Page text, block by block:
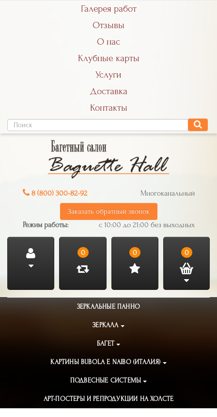
Галерея работ
Отзывы
О нас
Клубные карты
Услуги
Доставка
Контакты
8 (800) 300-82-92 Многоканальный
Заказать обратный звонок
Режим работы: с 10:00 до 21:00 без выходных
0 0 0
ЗЕРКАЛЬНЫЕ ПАННО
ЗЕРКАЛА
БАГЕТ
КАРТИНЫ BUBOLA E NAIBO (ИТАЛИЯ)
ПОДВЕСНЫЕ СИСТЕМЫ
АРТ-ПОСТЕРЫ И РЕПРОДУКЦИИ НА ХОЛСТЕ